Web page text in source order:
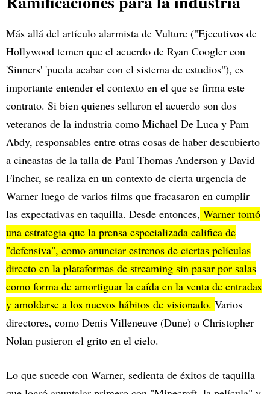
Más allá del artículo alarmista de Vulture ("Ejecutivos de
Hollywood temen que el acuerdo de Ryan Coogler con
'Sinners' 'pueda acabar con el sistema de estudios"), es
importante entender el contexto en el que se firma este
contrato. Si bien quienes sellaron el acuerdo son dos
veteranos de la industria como Michael De Luca y Pam
Abdy, responsables entre otras cosas de haber descubierto
a cineastas de la talla de Paul Thomas Anderson y David
Fincher, se realiza en un contexto de cierta urgencia de
Warner luego de varios films que fracasaron en cumplir
las expectativas en taquilla. Desde entonces, Warner tomó
una estrategia que la prensa especializada califica de
"defensiva", como anunciar estrenos de ciertas películas
directo en la plataformas de streaming sin pasar por salas
como forma de amortiguar la caída en la venta de entradas
y amoldarse a los nuevos hábitos de visionado. Varios
directores, como Denis Villeneuve (Dune) o Christopher
Nolan pusieron el grito en el cielo.
Lo que sucede con Warner, sedienta de éxitos de taquilla